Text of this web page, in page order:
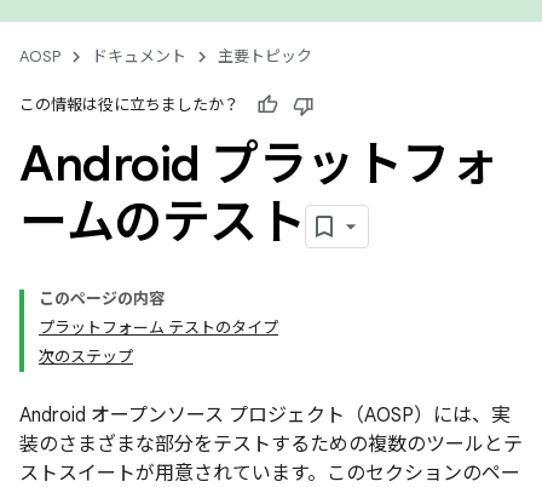
AOSP ドキュメント 主要トピック
この情報は役に立ちましたか？
Android プラットフォ
ームのテスト
このページの内容
プラットフォーム テストのタイプ
次のステップ
Android オープンソース プロジェクト（AOSP）には、実
装のさまざまな部分をテストするための複数のツールとテ
ストスイートが用意されています。このセクションのペー